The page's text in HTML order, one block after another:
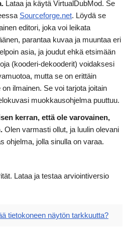
Lataa ja käytä VirtualDubMod. Se
Sourceforge.net. Löydä se
editori, joka voi leikata
parantaa kuvaa ja muuntaa eri
asia, ja joudut ehkä etsimään
(kooderi-dekooderit) voidaksesi
mutta se on erittäin
ilmainen. Se voi tarjota joitain
muokkausohjelma puuttuu.
kerran, että ole varovainen,
Olen varmasti ollut, ja luulin olevani
ohjelma, jolla sinulla on varaa.
Lataa ja testaa arviointiversio
tietokoneen näytön tarkkuutta?